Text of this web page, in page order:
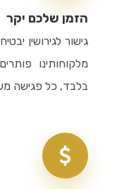
הזמן שלכם יקר
מלקוחותינו
בלבד, כל פגישה